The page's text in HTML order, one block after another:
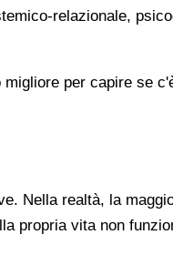
relazionale,
per capire se
Nella realtà, la
propria vita non